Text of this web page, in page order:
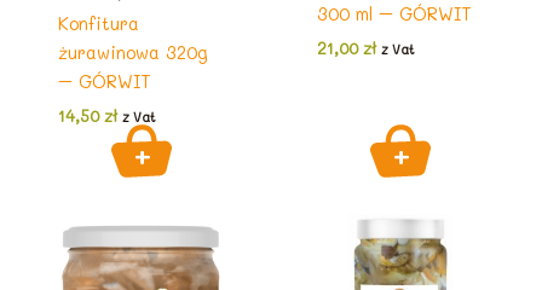
Konfitura
żurawinowa 320g
– GÓRWIT
14,50zł z Vat
300 ml – GÓRWIT
21,00zł z Vat